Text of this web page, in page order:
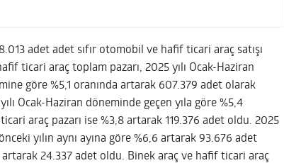
adet adet sıfır otomobil ve hafif ticari araç satışı
ticari araç toplam pazarı, 2025 yılı Ocak-Haziran
göre %5,1 oranında artarak 607.379 adet olarak
Ocak-Haziran döneminde geçen yıla göre %5,4
araç pazarı ise %3,8 artarak 119.376 adet oldu. 2025
yılın aynı ayına göre %6,6 artarak 93.676 adet
24.337 adet oldu. Binek araç ve hafif ticari araç